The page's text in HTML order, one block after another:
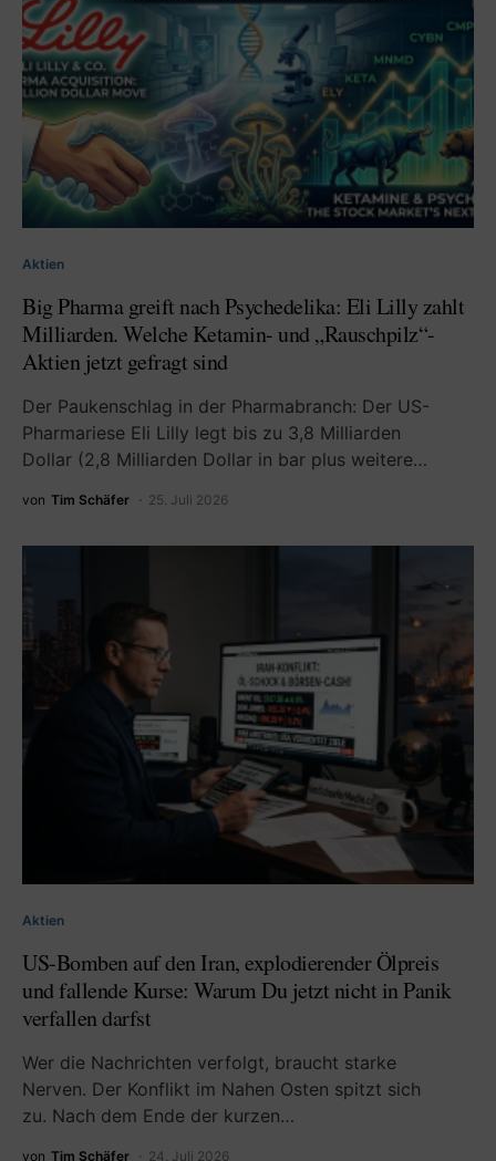
Aktien
Big Pharma greift nach Psychedelika: Eli Lilly zahlt
Milliarden. Welche Ketamin- und „Rauschpilz“-
Aktien jetzt gefragt sind
Der Paukenschlag in der Pharmabranch: Der US-
Pharmariese Eli Lilly legt bis zu 3,8 Milliarden
Dollar (2,8 Milliarden Dollar in bar plus weitere…
von Tim Schäfer 25. Juli 2026
Aktien
US-Bomben auf den Iran, explodierender Ölpreis
und fallende Kurse: Warum Du jetzt nicht in Panik
verfallen darfst
Wer die Nachrichten verfolgt, braucht starke
Nerven. Der Konflikt im Nahen Osten spitzt sich
zu. Nach dem Ende der kurzen…
von Tim Schäfer 24. Juli 2026